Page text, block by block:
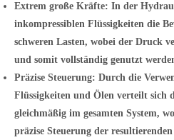
Extrem große Kräfte: In der
inkompressiblen Flüssigkeiten die
schweren Lasten, wobei der Druck
und somit vollständig genutzt
Präzise Steuerung: Durch die
Flüssigkeiten und Ölen verteilt sich
gleichmäßig im gesamten System,
präzise Steuerung der